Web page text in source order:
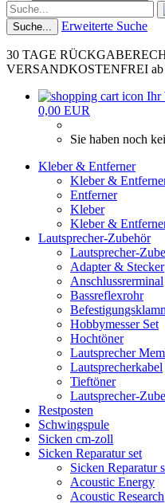
Suche... Erweiterte Suche
30 TAGE
VERSANDKOSTENFREI ab
Ihr
0,00 EUR
Sie haben noch
Kleber & Entferner
Kleber &
Entferner
Kleber
Kleber &
Lautsprecher-Zubehör
Lautsprecher-
Adapter & Stecker
Anschlussrerminal
Bassreflexrohr
Hobbymesser Set
Hochtöner
Lautsprecher
Lautsprecherkabel
Tieftöner
Lautsprecher-
Restposten
Schwingspule
Sicken cm-zoll
Sicken Reparatur set
Sicken Reparatur
Acoustic Energy
Acoustic Research